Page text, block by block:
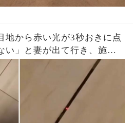
地から赤い光が3秒おきに点
」と妻が出て行き、施工